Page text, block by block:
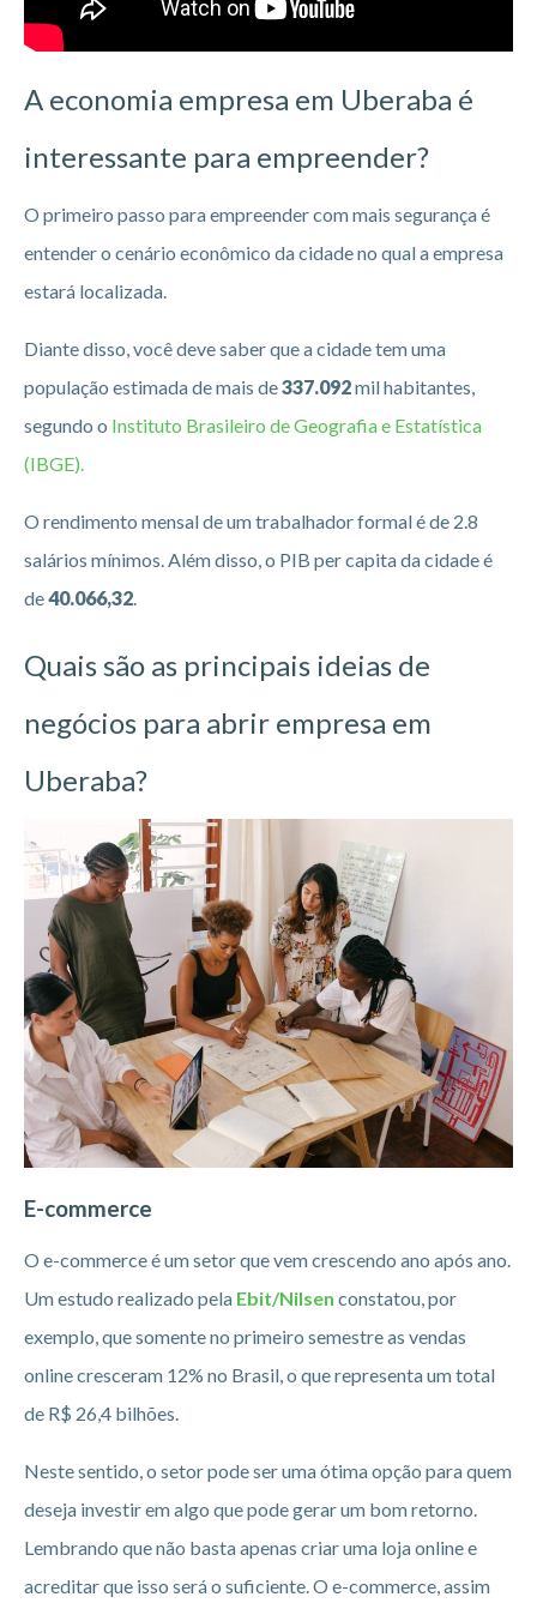
A economia empresa em Uberaba é
interessante para empreender?
O primeiro passo para empreender com mais segurança é
entender o cenário econômico da cidade no qual a empresa
estará localizada.
Diante disso, você deve saber que a cidade tem uma
população estimada de mais de337.092mil habitantes,
segundo o Instituto Brasileiro de Geografia e Estatística
(IBGE).
O rendimento mensal de um trabalhador formal é de 2.8
salários mínimos. Além disso, o PIB per capita da cidade é
de40.066,32
Quais são as principais ideias de
negócios para abrir empresa em
Uberaba?
E-commerce
O e-commerce é um setor que vem crescendo ano após ano.
Um estudo realizado pela Ebit/Nilsen constatou, por
exemplo, que somente no primeiro semestre as vendas
online cresceram 12% no Brasil, o que representa um total
de R$ 26,4 bilhões.
Neste sentido, o setor pode ser uma ótima opção para quem
deseja investir em algo que pode gerar um bom retorno.
Lembrando que não basta apenas criar uma loja online e
acreditar que isso será o suficiente. O e-commerce, assim